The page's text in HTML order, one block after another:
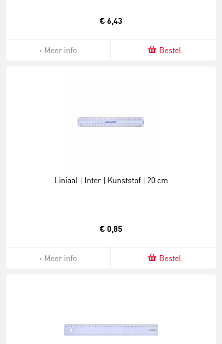
€ 6,43
Meer info Bestel
Liniaal | Inter | Kunststof | 20 cm
€ 0,85
Meer info Bestel